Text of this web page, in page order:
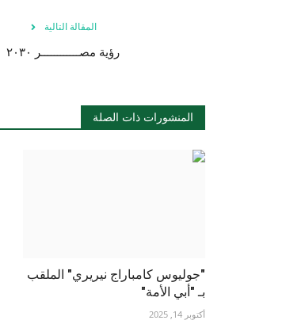
المقالة التالية
رؤية مصــــــــــــر ٢٠٣٠
المنشورات ذات الصلة
"جوليوس كامباراج نيريري" الملقب
بـ "أبي الأمة"
أكتوبر 14, 2025